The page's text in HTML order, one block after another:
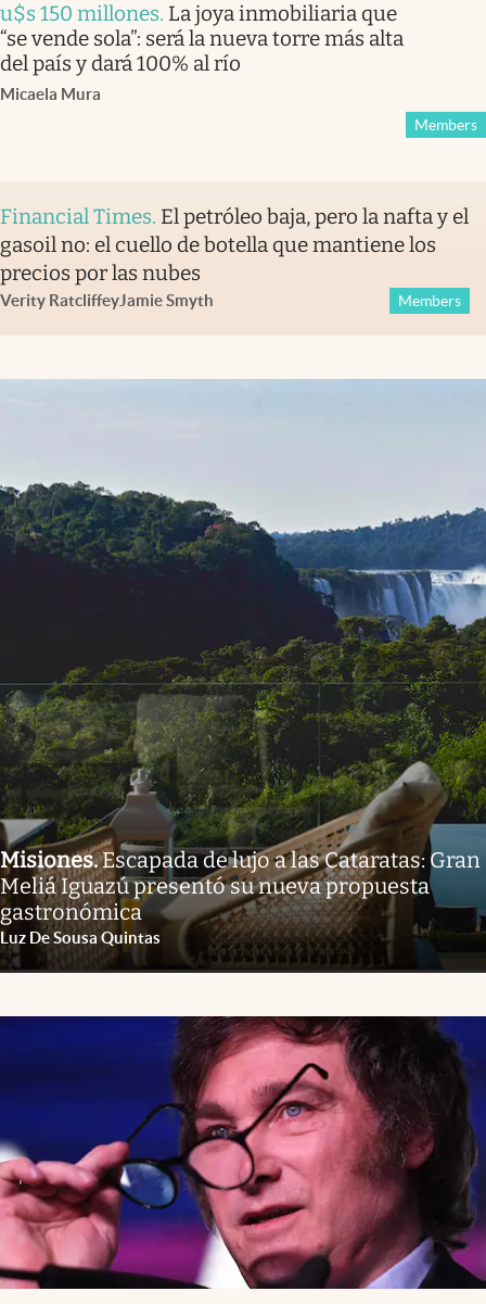
u$s 150 millones. La joya inmobiliaria que
“se vende sola”: será la nueva torre más alta
del país y dará 100% al río
Micaela Mura
Members
Financial Times. El petróleo baja, pero la nafta y el
gasoil no: el cuello de botella que mantiene los
precios por las nubes
Verity RatcliffeyJamie Smyth Members
Misiones.Escapada de lujo a las Cataratas: Gran
Meliá Iguazú presentó su nueva propuesta
gastronómica
Luz De Sousa Quintas